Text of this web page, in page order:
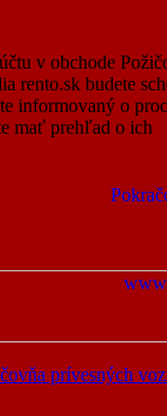
v obchode
rento.sk budete
informovaný o
mať prehľad o ich
prívesných